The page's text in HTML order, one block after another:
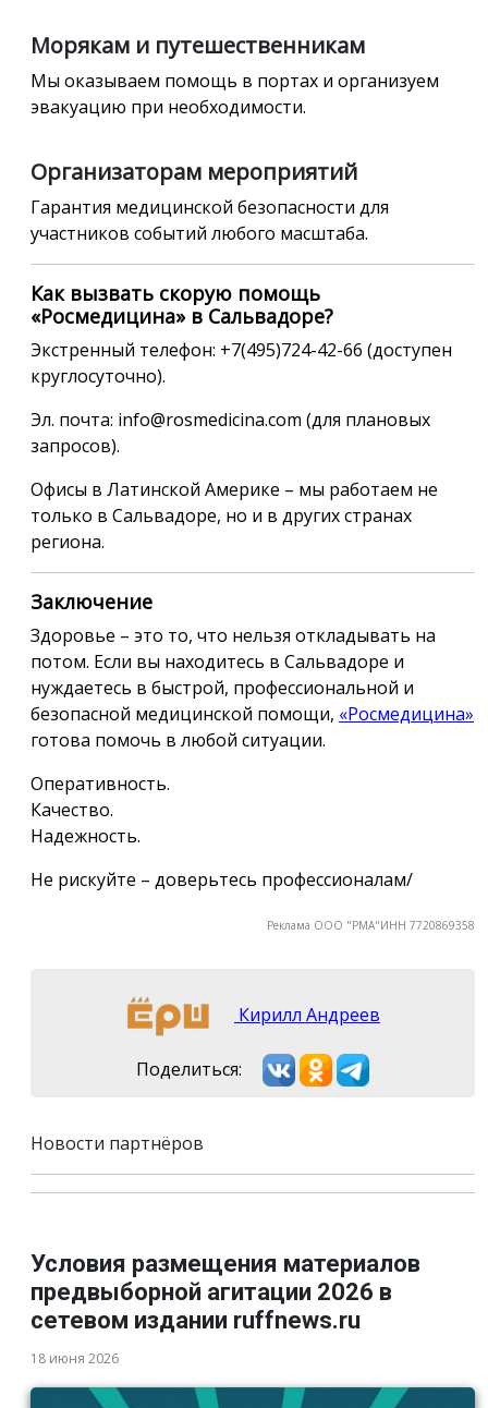
Морякам и путешественникам
Мы оказываем помощь в портах и организуем
эвакуацию при необходимости.
Организаторам мероприятий
Гарантия медицинской безопасности для
участников событий любого масштаба.
Как вызвать скорую помощь
«Росмедицина» в Сальвадоре?
Экстренный телефон: +7(495)724-42-66 (доступен
круглосуточно).
Эл. почта: info@rosmedicina.com (для плановых
запросов).
Офисы в Латинской Америке – мы работаем не
только в Сальвадоре, но и в других странах
региона.
Заключение
Здоровье – это то, что нельзя откладывать на
потом. Если вы находитесь в Сальвадоре и
нуждаетесь в быстрой, профессиональной и
безопасной медицинской помощи, «Росмедицина»
готова помочь в любой ситуации.
Оперативность.
Качество.
Надежность.
Не рискуйте – доверьтесь профессионалам/
Реклама ООО "РМА"ИНН 7720869358
Кирилл Андреев
Поделиться:
Новости партнёров
Условия размещения материалов
предвыборной агитации 2026 в
сетевом издании ruffnews.ru
18 июня 2026